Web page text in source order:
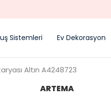
Sistemleri Ev Dekorasyon
Altın A4248723
ARTEMA